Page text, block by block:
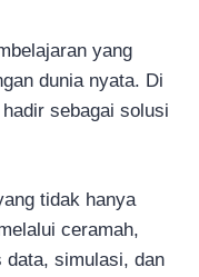
yang
dunia nyata. Di
sebagai solusi
tidak hanya
ceramah,
data, simulasi, dan